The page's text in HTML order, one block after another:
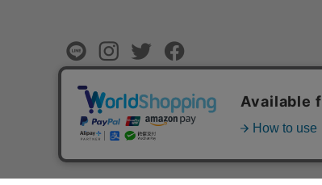
©BINGOYA Co,.Ltd.